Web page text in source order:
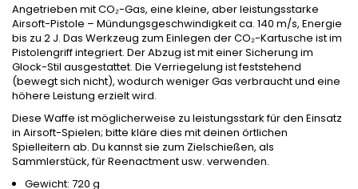
Angetrieben mit CO₂-Gas, eine kleine, aber leistungsstarke
Airsoft-Pistole – Mündungsgeschwindigkeit ca. 140 m/s, Energie
bis zu 2 J. Das Werkzeug zum Einlegen der CO₂-Kartusche ist im
Pistolengriff integriert. Der Abzug ist mit einer Sicherung im
Glock-Stil ausgestattet. Die Verriegelung ist feststehend
(bewegt sich nicht), wodurch weniger Gas verbraucht und eine
höhere Leistung erzielt wird.
Diese Waffe ist möglicherweise zu leistungsstark für den Einsatz
in Airsoft-Spielen; bitte kläre dies mit deinen örtlichen
Spielleitern ab. Du kannst sie zum Zielschießen, als
Sammlerstück, für Reenactment usw. verwenden.
Gewicht: 720 g